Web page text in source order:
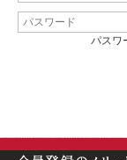
パスワ